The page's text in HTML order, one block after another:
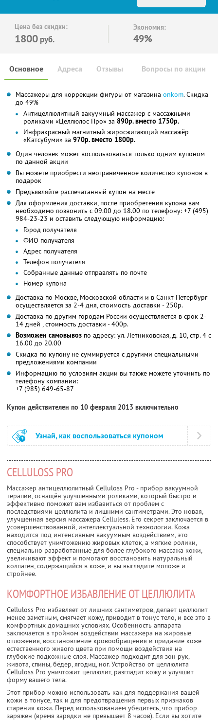
Цена без скидки:
1800 руб.
Экономия:
49%
Основное Отзывы Вопросы по акции
Адреса
Массажеры для коррекции фигуры от магазина onkom. Скидка
до 49%
Антицеллюлитный вакуумный массажер с массажными
роликами «Целлюлос Про» за 890р. вместо 1750р.
Инфракрасный магнитный жиросжигающий массажёр
«Катсубуми» за 970р. вместо 1800р.
Один человек может воспользоваться только одним купоном
по данной акции
Вы можете приобрести неограниченное количество купонов в
подарок
Предъявляйте распечатанный купон на месте
Для оформления доставки, после приобретения купона вам
необходимо позвонить с 09.00 до 18.00 по телефону: +7 (495)
984-23-23 и оставить следующую информацию:
Город получателя
ФИО получателя
Адрес получателя
Телефон получателя
Собранные данные отправлять по почте
Номер купона
Доставка по Москве, Московской области и в Санкт-Петербург
осуществляется за 2-4 дня, стоимость доставки - 250р.
Доставка по другим городам России осуществляется в срок 2-
14 дней , стоимость доставки - 400р.
Возможен самовывоз по адресу: ул. Летниковская, д. 10, стр. 4 с
16.00 до 20.00
Скидка по купону не суммируется с другими специальными
предложениями компании
Информацию по условиям акции вы также можете уточнить по
телефону компании:
+7 (985) 649-65-87
Купон действителен по 10 февраля 2013 включительно
Узнай, как воспользоваться купоном
CELLULOSS PRO
Массажер антицеллюлитный Celluloss Pro - прибор вакуумной
терапии, оснащён улучшенными роликами, который быстро и
эффективно поможет вам избавиться от проблем с
последствиями целлюлита и лишними сантиметрами. Это новая,
улучшенная версия массажера Celluless. Его секрет заключается в
усовершенствованной, интеллектуальной технологии. Кожа
находится под интенсивным вакуумным воздействием, это
способствует уничтожению жировых клеток, а мягкие ролики,
специально разработанные для более глубокого массажа кожи,
увеличивают эффект и помогают восстановить натуральный
коллаген, содержащийся в коже, и вы выглядите моложе и
стройнее.
КОМФОРТНОЕ ИЗБАВЛЕНИЕ ОТ ЦЕЛЛЮЛИТА
Celluloss Pro избавляет от лишних сантиметров, делает целлюлит
менее заметным, смягчает кожу, приводит в тонус тело, и все это в
комфортных домашних условиях. Особенность аппарата
заключается в тройном воздействии массажера на жировые
отложения, восстановление кровообращения и придание коже
естественного живого цвета при помощи воздействия на
глубокие подкожные слоя. Массажер подходит для зон рук,
живота, спины, бёдер, ягодиц, ног. Устройство от целлюлита
Celluloss Pro уничтожит целлюлит, разгладит кожу и улучшит
форму вашего тела.
Этот прибор можно использовать как для поддержания вашей
кожи в тонусе, так и для предотвращения первых признаков
старения кожи. Перед использованием убедитесь, что прибор
заряжен (время зарядки не превышает 8 часов). Если вы хотите